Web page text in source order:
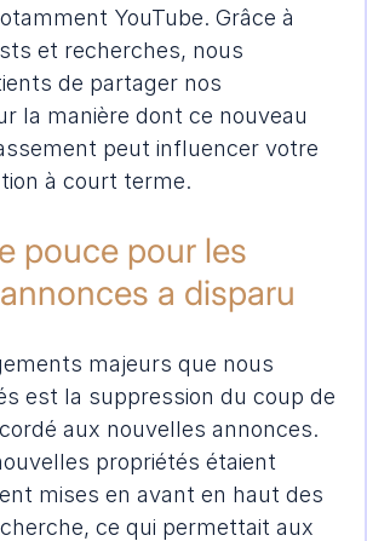
YouTube. Grâce à
et recherches, nous
de partager nos
la manière dont ce nouveau
peut influencer votre
à court terme.
pouce pour les
a disparu
majeurs que nous
est la suppression du coup de
aux nouvelles annonces.
propriétés étaient
mises en avant en haut des
ce qui permettait aux